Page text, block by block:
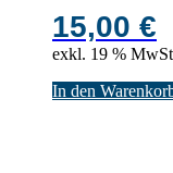
15,00 €
exkl. 19 %
In den